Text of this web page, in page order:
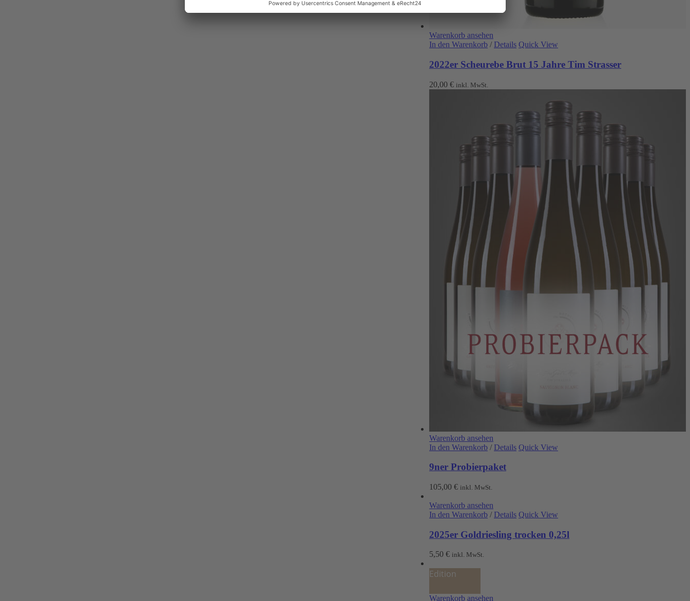
Warenkorb ansehen
In den Warenkorb / Details Quick View
2022er Scheurebe Brut 15 Jahre Tim Strasser
20,00 € inkl. MwSt.
Warenkorb ansehen
In den Warenkorb / Details Quick View
9ner Probierpaket
105,00 € inkl. MwSt.
Warenkorb ansehen
In den Warenkorb / Details Quick View
2025er Goldriesling trocken 0,25l
5,50 € inkl. MwSt.
Edition
Warenkorb ansehen